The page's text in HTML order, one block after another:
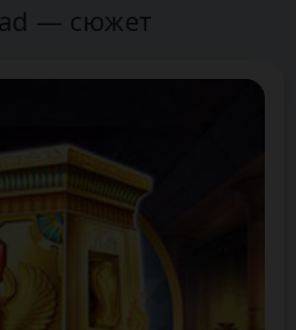
— сюжет